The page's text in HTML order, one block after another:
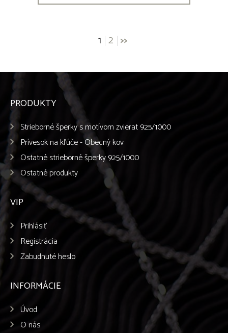
1 2 >>
PRODUKTY
Strieborné šperky s motívom zvierat 925/1000
Prívesok na kľúče - Obecný kov
Ostatné strieborné šperky 925/1000
Ostatné produkty
VIP
Prihlásiť
Registrácia
Zabudnuté heslo
INFORMÁCIE
Úvod
O nás